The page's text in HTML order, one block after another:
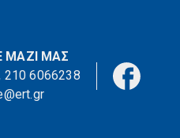
ΜΑΖΙ ΜΑΣ
210 6066238